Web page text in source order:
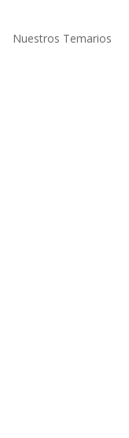
Nuestros Temarios